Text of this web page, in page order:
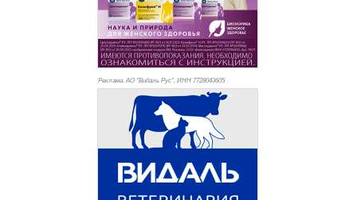
Реклама. АО "Видаль Рус", ИНН 7728043605